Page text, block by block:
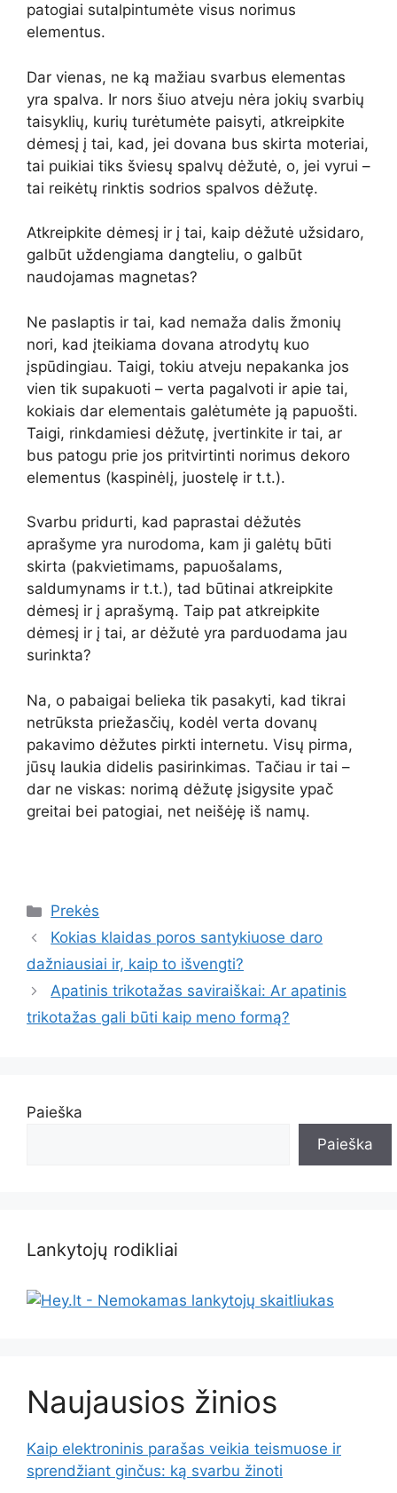
patogiai sutalpintumėte visus norimus
elementus.
Dar vienas, ne ką mažiau svarbus elementas
yra spalva. Ir nors šiuo atveju nėra jokių svarbių
taisyklių, kurių turėtumėte paisyti, atkreipkite
dėmesį į tai, kad, jei dovana bus skirta moteriai,
tai puikiai tiks šviesų spalvų dėžutė, o, jei vyrui –
tai reikėtų rinktis sodrios spalvos dėžutę.
Atkreipkite dėmesį ir į tai, kaip dėžutė užsidaro,
galbūt uždengiama dangteliu, o galbūt
naudojamas magnetas?
Ne paslaptis ir tai, kad nemaža dalis žmonių
nori, kad įteikiama dovana atrodytų kuo
įspūdingiau. Taigi, tokiu atveju nepakanka jos
vien tik supakuoti – verta pagalvoti ir apie tai,
kokiais dar elementais galėtumėte ją papuošti.
Taigi, rinkdamiesi dėžutę, įvertinkite ir tai, ar
bus patogu prie jos pritvirtinti norimus dekoro
elementus (kaspinėlį, juostelę ir t.t.).
Svarbu pridurti, kad paprastai dėžutės
aprašyme yra nurodoma, kam ji galėtų būti
skirta (pakvietimams, papuošalams,
saldumynams ir t.t.), tad būtinai atkreipkite
dėmesį ir į aprašymą. Taip pat atkreipkite
dėmesį ir į tai, ar dėžutė yra parduodama jau
surinkta?
Na, o pabaigai belieka tik pasakyti, kad tikrai
netrūksta priežasčių, kodėl verta dovanų
pakavimo dėžutes pirkti internetu. Visų pirma,
jūsų laukia didelis pasirinkimas. Tačiau ir tai –
dar ne viskas: norimą dėžutę įsigysite ypač
greitai bei patogiai, net neišėję iš namų.
Kategorijos
Prekės
Kokias klaidas poros santykiuose daro
dažniausiai ir, kaip to išvengti?
Apatinis trikotažas saviraiškai: Ar apatinis
trikotažas gali būti kaip meno formą?
Paieška
Paieška
Lankytojų rodikliai
Naujausios žinios
Kaip elektroninis parašas veikia teismuose ir
sprendžiant ginčus: ką svarbu žinoti